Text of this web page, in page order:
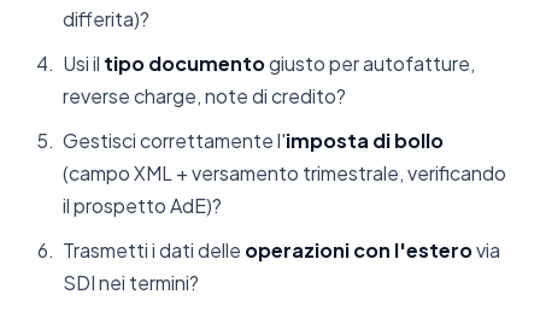
differita)?
Usi il tipo documentogiusto per autofatture,
reverse charge, note di credito?
Gestisci correttamente l'imposta di bollo
(campo XML + versamento trimestrale, verificando
il prospetto AdE)?
Trasmetti i dati delle operazioni con l'esterovia
SDI nei termini?